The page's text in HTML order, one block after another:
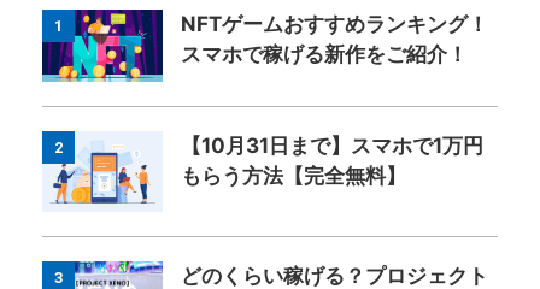
1
NFTゲームおすすめランキング！
スマホで稼げる新作をご紹介！
2
【10月31日まで】スマホで1万円
もらう方法【完全無料】
3
どのくらい稼げる？プロジェクト